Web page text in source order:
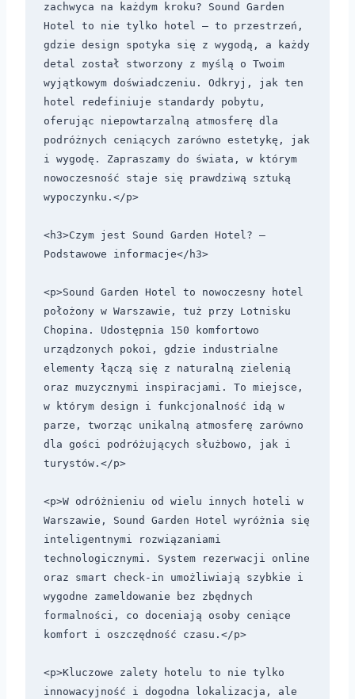
zachwyca na każdym kroku? Sound Garden
Hotel to nie tylko hotel — to przestrzeń,
gdzie design spotyka się z wygodą, a każdy
detal został stworzony z myślą o Twoim
wyjątkowym doświadczeniu. Odkryj, jak ten
hotel redefiniuje standardy pobytu,
oferując niepowtarzalną atmosferę dla
podróżnych ceniących zarówno estetykę, jak
i wygodę. Zapraszamy do świata, w którym
nowoczesność staje się prawdziwą sztuką
wypoczynku.</p>
<h3>Czym jest Sound Garden Hotel? –
Podstawowe informacje</h3>
<p>Sound Garden Hotel to nowoczesny hotel
położony w Warszawie, tuż przy Lotnisku
Chopina. Udostępnia 150 komfortowo
urządzonych pokoi, gdzie industrialne
elementy łączą się z naturalną zielenią
oraz muzycznymi inspiracjami. To miejsce,
w którym design i funkcjonalność idą w
parze, tworząc unikalną atmosferę zarówno
dla gości podróżujących służbowo, jak i
turystów.</p>
<p>W odróżnieniu od wielu innych hoteli w
Warszawie, Sound Garden Hotel wyróżnia się
inteligentnymi rozwiązaniami
technologicznymi. System rezerwacji online
oraz smart check-in umożliwiają szybkie i
wygodne zameldowanie bez zbędnych
formalności, co doceniają osoby ceniące
komfort i oszczędność czasu.</p>
<p>Kluczowe zalety hotelu to nie tylko
innowacyjność i dogodna lokalizacja, ale